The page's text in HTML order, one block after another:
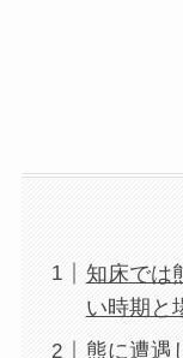
知床では
い時期と
熊に遭遇